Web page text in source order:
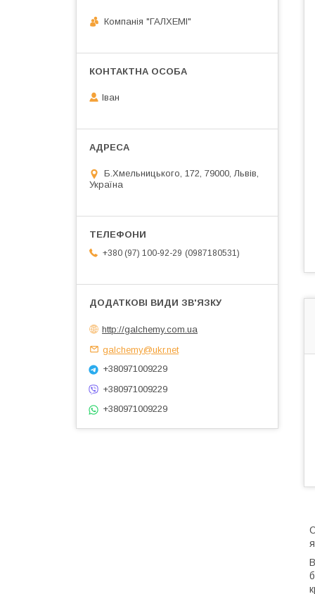
Компанія "ГАЛХЕМІ"
Іван
Б.Хмельницького, 172, 79000, Львів,
Україна
+380 (97) 100-92-29 0987180531
http://galchemy.com.ua
galchemy@ukr.net
+380971009229
+380971009229
+380971009229